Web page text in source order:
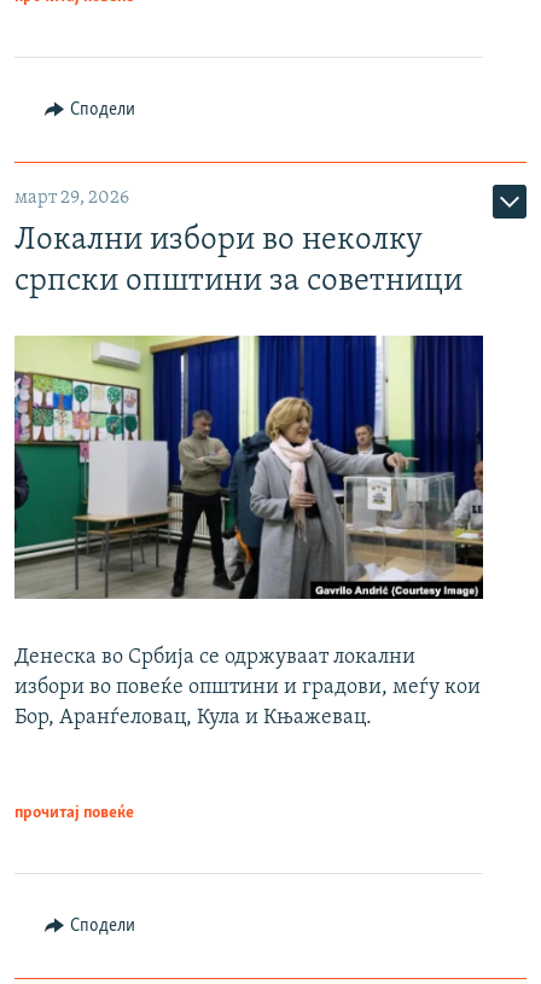
Сподели
март 29, 2026
Локални избори во неколку
српски општини за советници
Денеска во Србија се одржуваат локални
избори во повеќе општини и градови, меѓу кои
Бор, Аранѓеловац, Кула и Књажевац.
прочитај повеќе
Сподели